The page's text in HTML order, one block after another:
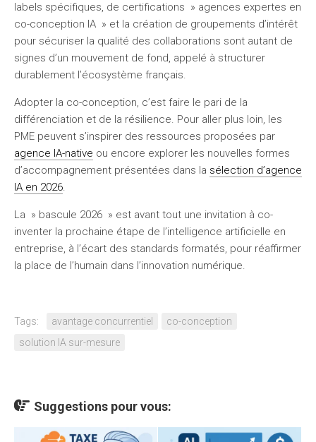
labels spécifiques, de certifications » agences expertes en
co-conception IA » et la création de groupements d’intérêt
pour sécuriser la qualité des collaborations sont autant de
signes d’un mouvement de fond, appelé à structurer
durablement l’écosystème français.
Adopter la co-conception, c’est faire le pari de la
différenciation et de la résilience. Pour aller plus loin, les
PME peuvent s’inspirer des ressources proposées par
agence IA-native ou encore explorer les nouvelles formes
d’accompagnement présentées dans la sélection d’agence
IA en 2026.
La » bascule 2026 » est avant tout une invitation à co-
inventer la prochaine étape de l’intelligence artificielle en
entreprise, à l’écart des standards formatés, pour réaffirmer
la place de l’humain dans l’innovation numérique.
Tags: avantage concurrentiel
co-conception
solution IA sur-mesure
Suggestions pour vous: